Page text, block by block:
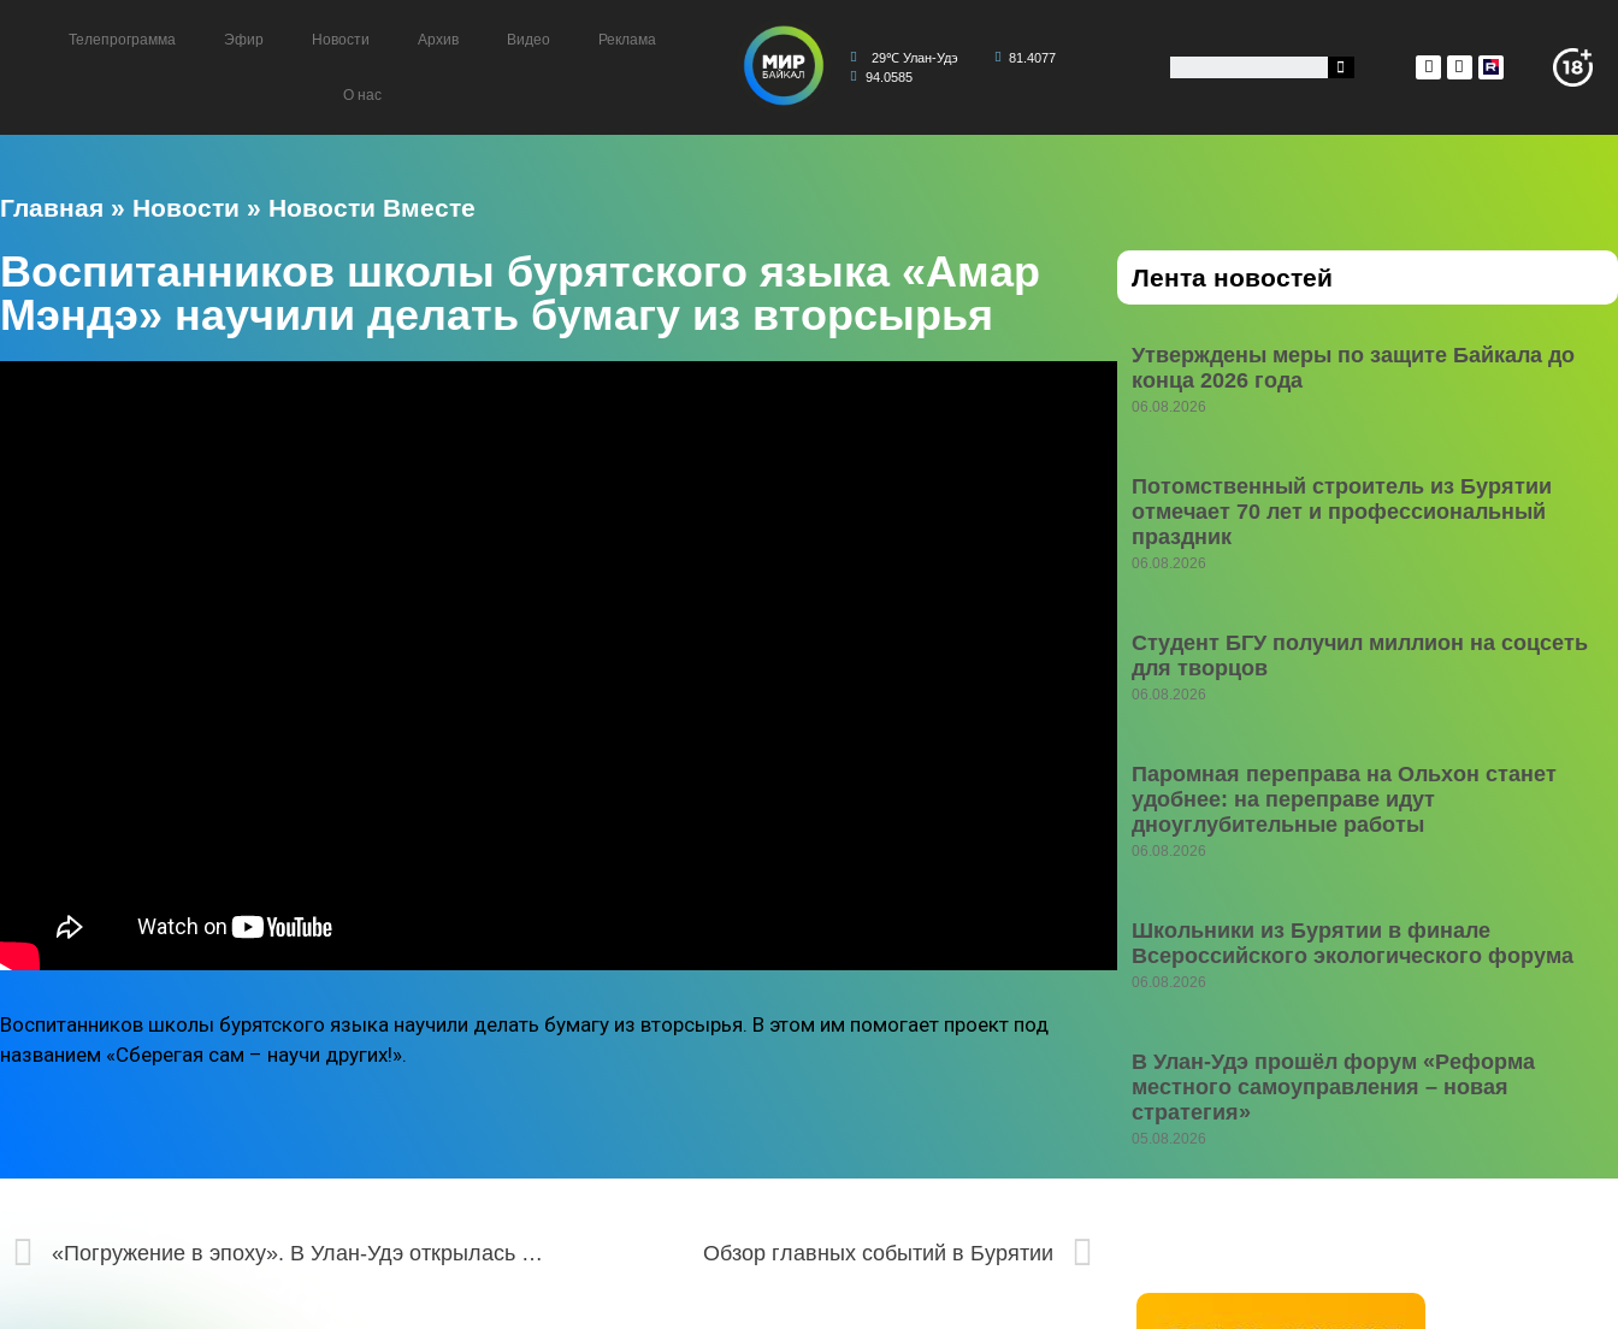
Телепрограмма Эфир Новости Архив Видео Реклама
О нас
29℃ Улан-Удэ
81.4077
94.0585
Главная » Новости » Новости Вместе
Воспитанников школы бурятского языка «Амар
Мэндэ» научили делать бумагу из вторсырья
Воспитанников школы бурятского языка научили делать бумагу из вторсырья. В этом им помогает проект под
названием «Сберегая сам – научи других!».
Лента новостей
Утверждены меры по защите Байкала до
конца 2026 года
06.08.2026
Потомственный строитель из Бурятии
отмечает 70 лет и профессиональный
праздник
06.08.2026
Студент БГУ получил миллион на соцсеть
для творцов
06.08.2026
Паромная переправа на Ольхон станет
удобнее: на переправе идут
дноуглубительные работы
06.08.2026
Школьники из Бурятии в финале
Всероссийского экологического форума
06.08.2026
В Улан-Удэ прошёл форум «Реформа
местного самоуправления – новая
стратегия»
05.08.2026
«Погружение в эпоху». В Улан-Удэ открылась интерактивная выставка Хунну Обзор главных событий в Бурятии